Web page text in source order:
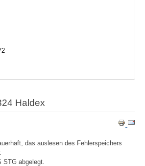
Haldex
das auslesen des Fehlerspeichers
STG abgelegt.